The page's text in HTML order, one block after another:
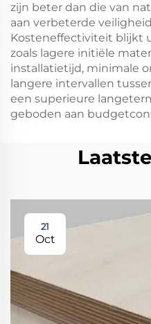
zijn beter dan die van
aan verbeterde
Kosteneffectiviteit blijkt
zoals lagere initiële
installatietijd, minimale
langere intervallen
een superieure
geboden aan
21
Oct